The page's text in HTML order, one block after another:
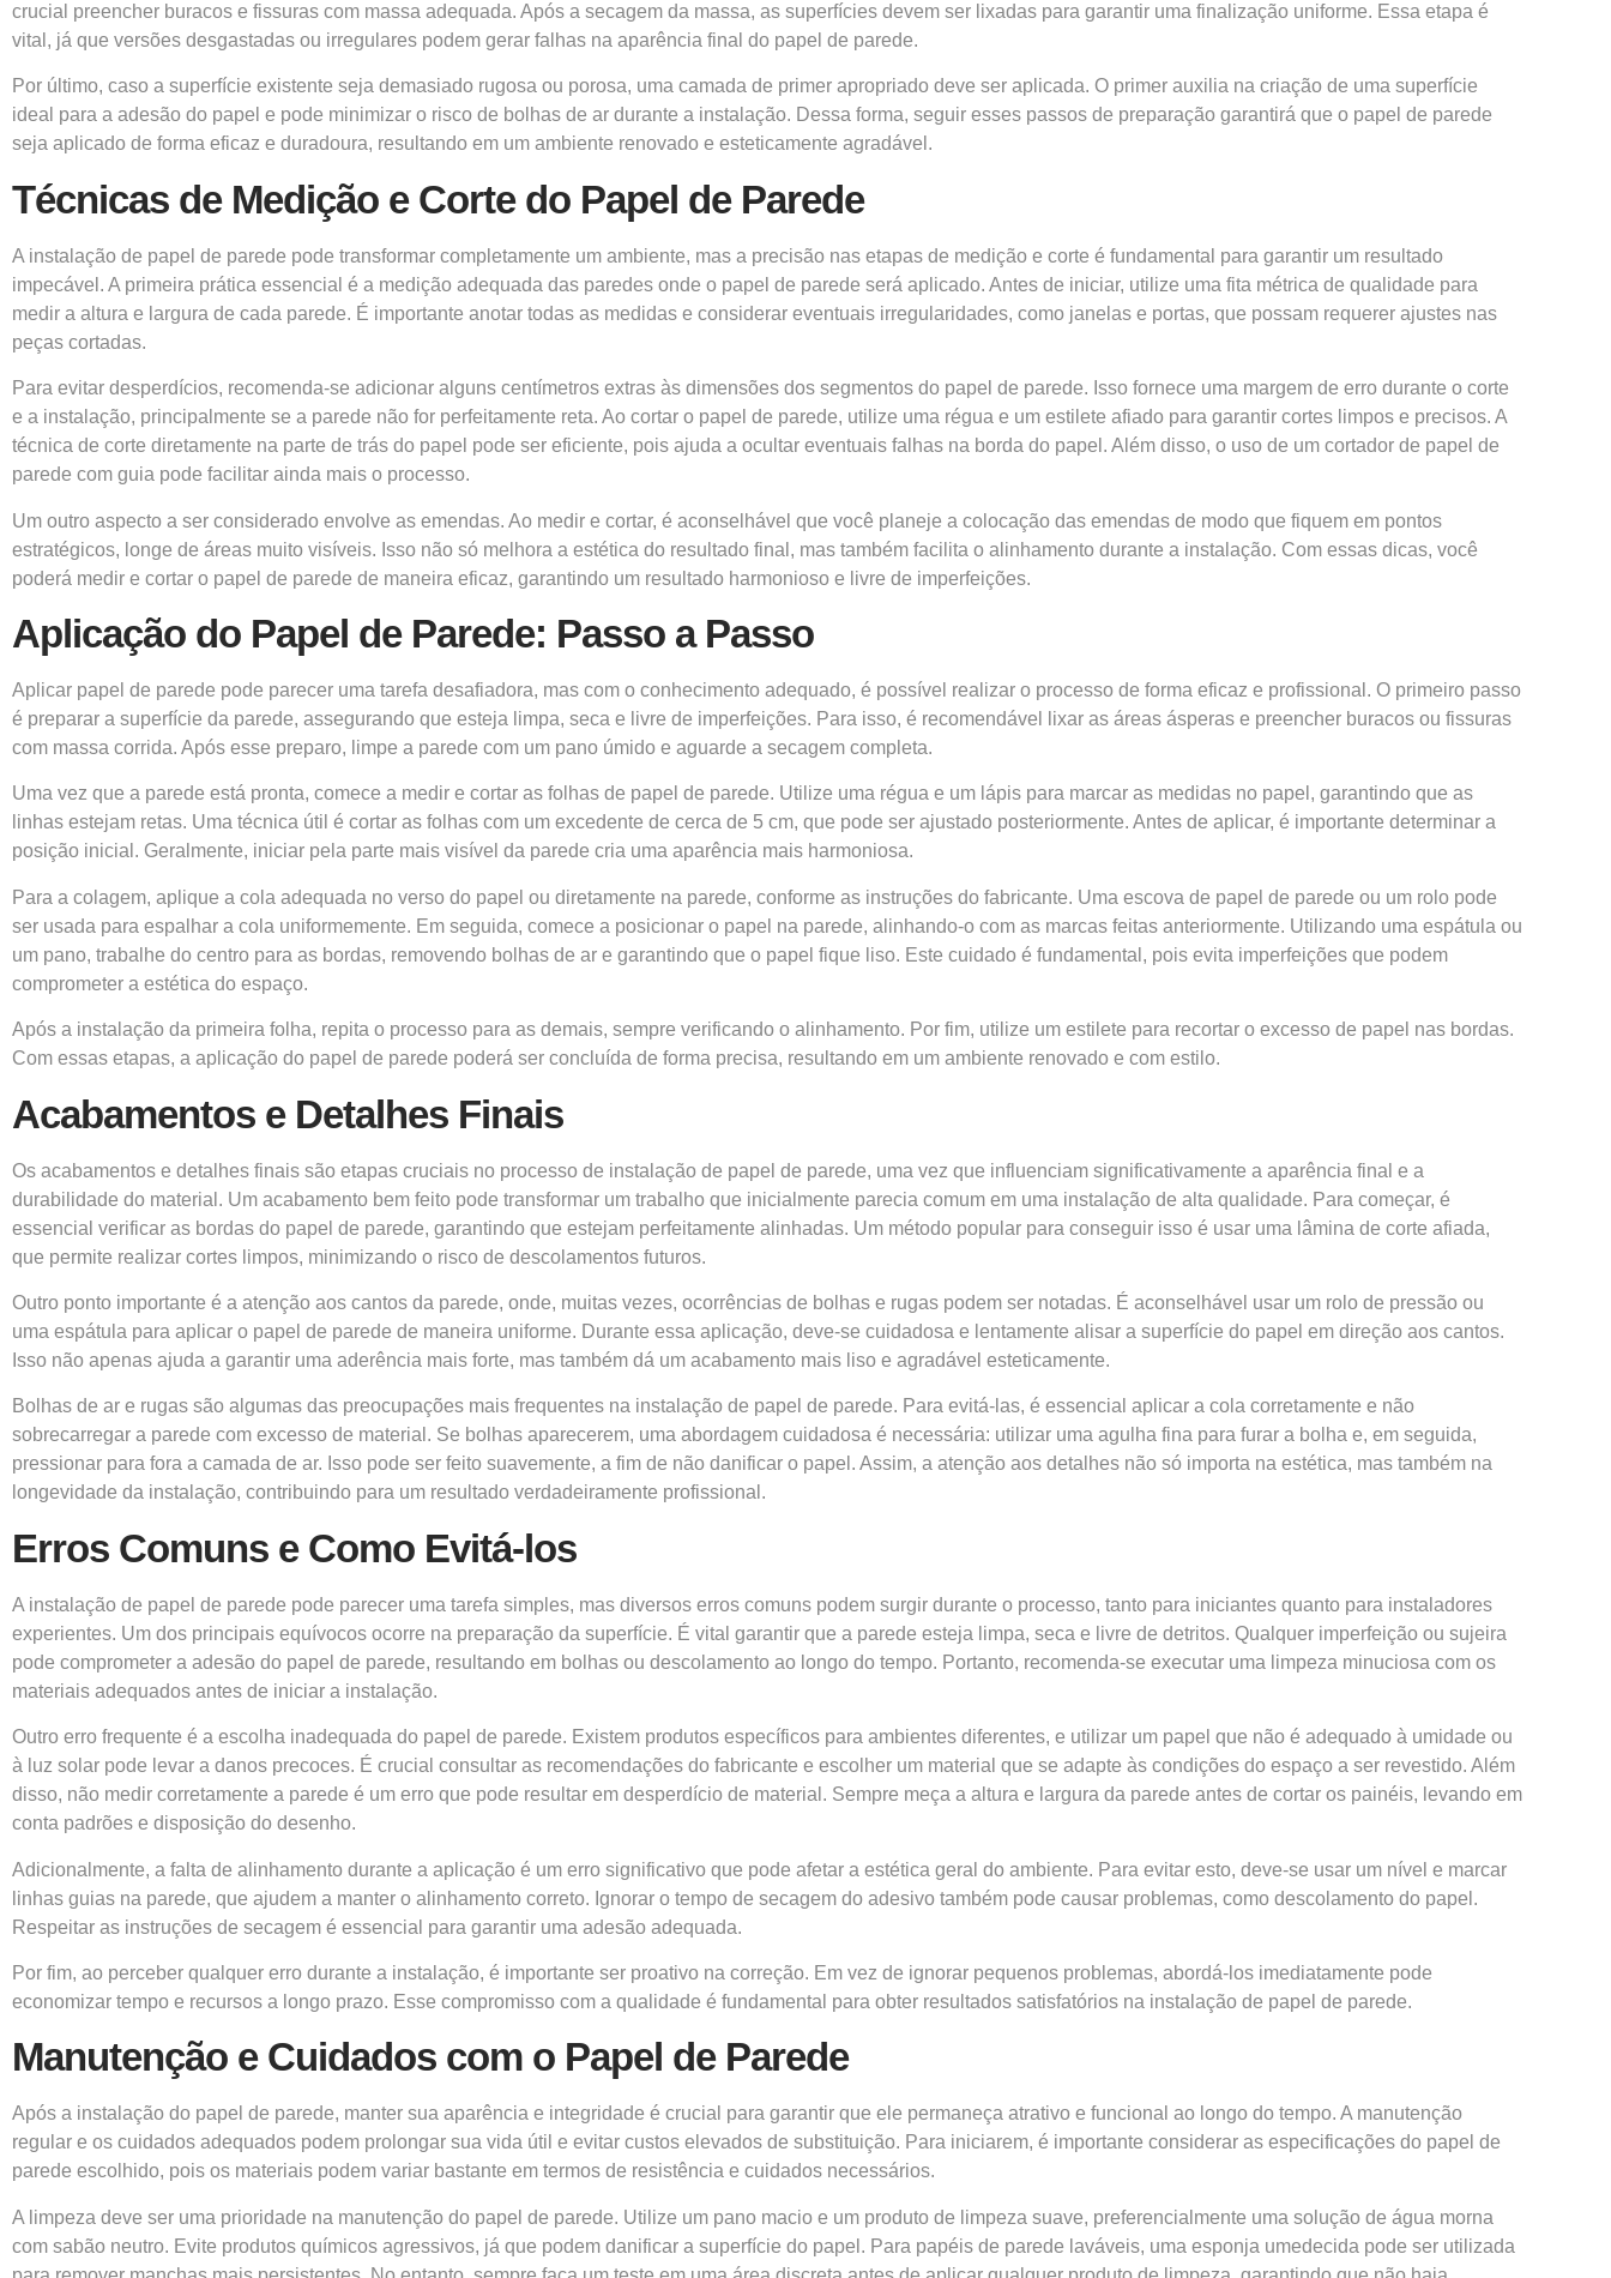
crucial preencher buracos e fissuras com massa adequada. Após a secagem da massa, as superfícies devem ser lixadas para garantir uma finalização uniforme. Essa etapa é
vital, já que versões desgastadas ou irregulares podem gerar falhas na aparência final do papel de parede.
Por último, caso a superfície existente seja demasiado rugosa ou porosa, uma camada de primer apropriado deve ser aplicada. O primer auxilia na criação de uma superfície
ideal para a adesão do papel e pode minimizar o risco de bolhas de ar durante a instalação. Dessa forma, seguir esses passos de preparação garantirá que o papel de parede
seja aplicado de forma eficaz e duradoura, resultando em um ambiente renovado e esteticamente agradável.
Técnicas de Medição e Corte do Papel de Parede
A instalação de papel de parede pode transformar completamente um ambiente, mas a precisão nas etapas de medição e corte é fundamental para garantir um resultado
impecável. A primeira prática essencial é a medição adequada das paredes onde o papel de parede será aplicado. Antes de iniciar, utilize uma fita métrica de qualidade para
medir a altura e largura de cada parede. É importante anotar todas as medidas e considerar eventuais irregularidades, como janelas e portas, que possam requerer ajustes nas
peças cortadas.
Para evitar desperdícios, recomenda-se adicionar alguns centímetros extras às dimensões dos segmentos do papel de parede. Isso fornece uma margem de erro durante o corte
e a instalação, principalmente se a parede não for perfeitamente reta. Ao cortar o papel de parede, utilize uma régua e um estilete afiado para garantir cortes limpos e precisos. A
técnica de corte diretamente na parte de trás do papel pode ser eficiente, pois ajuda a ocultar eventuais falhas na borda do papel. Além disso, o uso de um cortador de papel de
parede com guia pode facilitar ainda mais o processo.
Um outro aspecto a ser considerado envolve as emendas. Ao medir e cortar, é aconselhável que você planeje a colocação das emendas de modo que fiquem em pontos
estratégicos, longe de áreas muito visíveis. Isso não só melhora a estética do resultado final, mas também facilita o alinhamento durante a instalação. Com essas dicas, você
poderá medir e cortar o papel de parede de maneira eficaz, garantindo um resultado harmonioso e livre de imperfeições.
Aplicação do Papel de Parede: Passo a Passo
Aplicar papel de parede pode parecer uma tarefa desafiadora, mas com o conhecimento adequado, é possível realizar o processo de forma eficaz e profissional. O primeiro passo
é preparar a superfície da parede, assegurando que esteja limpa, seca e livre de imperfeições. Para isso, é recomendável lixar as áreas ásperas e preencher buracos ou fissuras
com massa corrida. Após esse preparo, limpe a parede com um pano úmido e aguarde a secagem completa.
Uma vez que a parede está pronta, comece a medir e cortar as folhas de papel de parede. Utilize uma régua e um lápis para marcar as medidas no papel, garantindo que as
linhas estejam retas. Uma técnica útil é cortar as folhas com um excedente de cerca de 5 cm, que pode ser ajustado posteriormente. Antes de aplicar, é importante determinar a
posição inicial. Geralmente, iniciar pela parte mais visível da parede cria uma aparência mais harmoniosa.
Para a colagem, aplique a cola adequada no verso do papel ou diretamente na parede, conforme as instruções do fabricante. Uma escova de papel de parede ou um rolo pode
ser usada para espalhar a cola uniformemente. Em seguida, comece a posicionar o papel na parede, alinhando-o com as marcas feitas anteriormente. Utilizando uma espátula ou
um pano, trabalhe do centro para as bordas, removendo bolhas de ar e garantindo que o papel fique liso. Este cuidado é fundamental, pois evita imperfeições que podem
comprometer a estética do espaço.
Após a instalação da primeira folha, repita o processo para as demais, sempre verificando o alinhamento. Por fim, utilize um estilete para recortar o excesso de papel nas bordas.
Com essas etapas, a aplicação do papel de parede poderá ser concluída de forma precisa, resultando em um ambiente renovado e com estilo.
Acabamentos e Detalhes Finais
Os acabamentos e detalhes finais são etapas cruciais no processo de instalação de papel de parede, uma vez que influenciam significativamente a aparência final e a
durabilidade do material. Um acabamento bem feito pode transformar um trabalho que inicialmente parecia comum em uma instalação de alta qualidade. Para começar, é
essencial verificar as bordas do papel de parede, garantindo que estejam perfeitamente alinhadas. Um método popular para conseguir isso é usar uma lâmina de corte afiada,
que permite realizar cortes limpos, minimizando o risco de descolamentos futuros.
Outro ponto importante é a atenção aos cantos da parede, onde, muitas vezes, ocorrências de bolhas e rugas podem ser notadas. É aconselhável usar um rolo de pressão ou
uma espátula para aplicar o papel de parede de maneira uniforme. Durante essa aplicação, deve-se cuidadosa e lentamente alisar a superfície do papel em direção aos cantos.
Isso não apenas ajuda a garantir uma aderência mais forte, mas também dá um acabamento mais liso e agradável esteticamente.
Bolhas de ar e rugas são algumas das preocupações mais frequentes na instalação de papel de parede. Para evitá-las, é essencial aplicar a cola corretamente e não
sobrecarregar a parede com excesso de material. Se bolhas aparecerem, uma abordagem cuidadosa é necessária: utilizar uma agulha fina para furar a bolha e, em seguida,
pressionar para fora a camada de ar. Isso pode ser feito suavemente, a fim de não danificar o papel. Assim, a atenção aos detalhes não só importa na estética, mas também na
longevidade da instalação, contribuindo para um resultado verdadeiramente profissional.
Erros Comuns e Como Evitá-los
A instalação de papel de parede pode parecer uma tarefa simples, mas diversos erros comuns podem surgir durante o processo, tanto para iniciantes quanto para instaladores
experientes. Um dos principais equívocos ocorre na preparação da superfície. É vital garantir que a parede esteja limpa, seca e livre de detritos. Qualquer imperfeição ou sujeira
pode comprometer a adesão do papel de parede, resultando em bolhas ou descolamento ao longo do tempo. Portanto, recomenda-se executar uma limpeza minuciosa com os
materiais adequados antes de iniciar a instalação.
Outro erro frequente é a escolha inadequada do papel de parede. Existem produtos específicos para ambientes diferentes, e utilizar um papel que não é adequado à umidade ou
à luz solar pode levar a danos precoces. É crucial consultar as recomendações do fabricante e escolher um material que se adapte às condições do espaço a ser revestido. Além
disso, não medir corretamente a parede é um erro que pode resultar em desperdício de material. Sempre meça a altura e largura da parede antes de cortar os painéis, levando em
conta padrões e disposição do desenho.
Adicionalmente, a falta de alinhamento durante a aplicação é um erro significativo que pode afetar a estética geral do ambiente. Para evitar esto, deve-se usar um nível e marcar
linhas guias na parede, que ajudem a manter o alinhamento correto. Ignorar o tempo de secagem do adesivo também pode causar problemas, como descolamento do papel.
Respeitar as instruções de secagem é essencial para garantir uma adesão adequada.
Por fim, ao perceber qualquer erro durante a instalação, é importante ser proativo na correção. Em vez de ignorar pequenos problemas, abordá-los imediatamente pode
economizar tempo e recursos a longo prazo. Esse compromisso com a qualidade é fundamental para obter resultados satisfatórios na instalação de papel de parede.
Manutenção e Cuidados com o Papel de Parede
Após a instalação do papel de parede, manter sua aparência e integridade é crucial para garantir que ele permaneça atrativo e funcional ao longo do tempo. A manutenção
regular e os cuidados adequados podem prolongar sua vida útil e evitar custos elevados de substituição. Para iniciarem, é importante considerar as especificações do papel de
parede escolhido, pois os materiais podem variar bastante em termos de resistência e cuidados necessários.
A limpeza deve ser uma prioridade na manutenção do papel de parede. Utilize um pano macio e um produto de limpeza suave, preferencialmente uma solução de água morna
com sabão neutro. Evite produtos químicos agressivos, já que podem danificar a superfície do papel. Para papéis de parede laváveis, uma esponja umedecida pode ser utilizada